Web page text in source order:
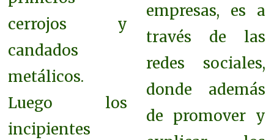
cerrojos y
candados
metálicos.
Luego los
incipientes
empresas, es a
través de las
redes sociales,
donde además
de promover y